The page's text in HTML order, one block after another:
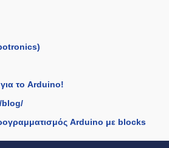
το Arduino!
blog/
Arduino με blocks